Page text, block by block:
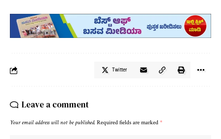
Twitter
Leave a comment
Your email address will not be published. Required fields are marked *